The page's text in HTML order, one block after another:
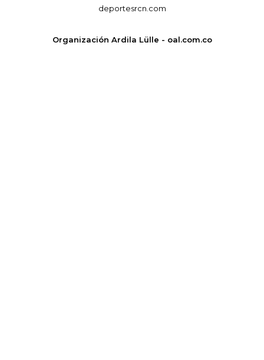
deportesrcn.com
Organización Ardila Lülle - oal.com.co